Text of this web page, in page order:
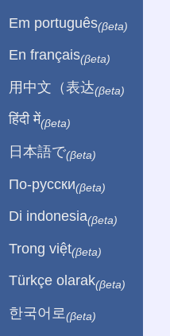
Em português(βeta)
En français(βeta)
用中文（表达(βeta)
हिंदी में(βeta)
日本語で(βeta)
По-русски(βeta)
Di indonesia(βeta)
Trong việt(βeta)
Türkçe olarak(βeta)
한국어로 (βeta)